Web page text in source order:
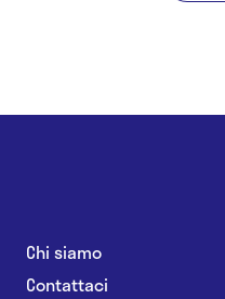
Chi siamo
Contattaci